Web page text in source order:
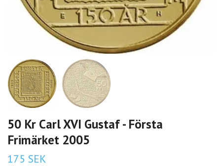
50 Kr Carl XVI Gustaf - Första
Frimärket 2005
175 SEK